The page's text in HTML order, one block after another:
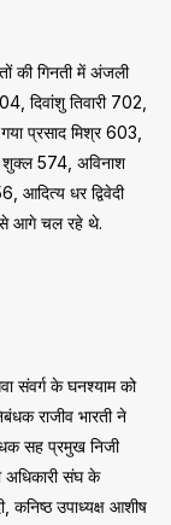
की गिनती में अंजली
दिवांशु तिवारी 702,
प्रसाद मिश्र 603,
शुक्ल 574, अविनाश
आदित्य धर द्विवेदी
से आगे चल रहे थे.
संवर्ग के घनश्याम को
राजीव भारती ने
सह प्रमुख निजी
अधिकारी संघ के
कनिष्ठ उपाध्यक्ष आशीष